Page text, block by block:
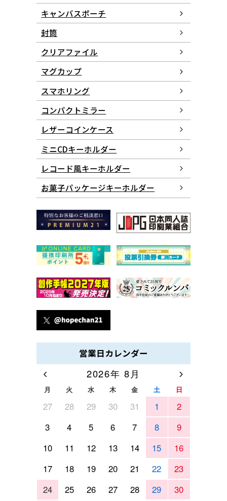
キャンバスポーチ
封筒
クリアファイル
マグカップ
スマホリング
コンパクトミラー
レザーコインケース
ミニCDキーホルダー
レコード風キーホルダー
お菓子パッケージキーホルダー
営業日カレンダー
‹ 2026年 8月 ›
月 火 水 木 金 土 日
27 28 29 30 31 1
2
3
4 5 6 7 8
9
10
11 12 13 14 15
16
17
18 19 20 21 22
23
24
25 26 27 28 29
30